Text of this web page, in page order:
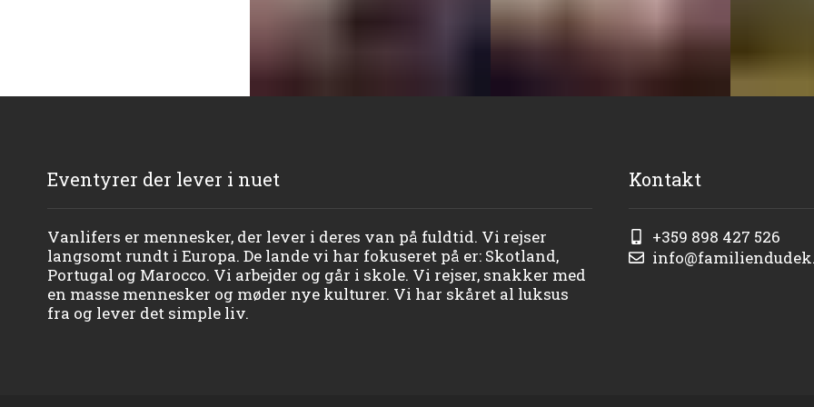
Eventyrer der lever i nuet
Vanlifers er mennesker, der lever i deres van på fuldtid. Vi rejser
langsomt rundt i Europa. De lande vi har fokuseret på er: Skotland,
Portugal og Marocco. Vi arbejder og går i skole. Vi rejser, snakker med
en masse mennesker og møder nye kulturer. Vi har skåret al luksus
fra og lever det simple liv.
Kontakt
+359 898 427 526